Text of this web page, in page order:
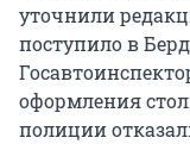
уточнили
поступило в
оформления
полиции